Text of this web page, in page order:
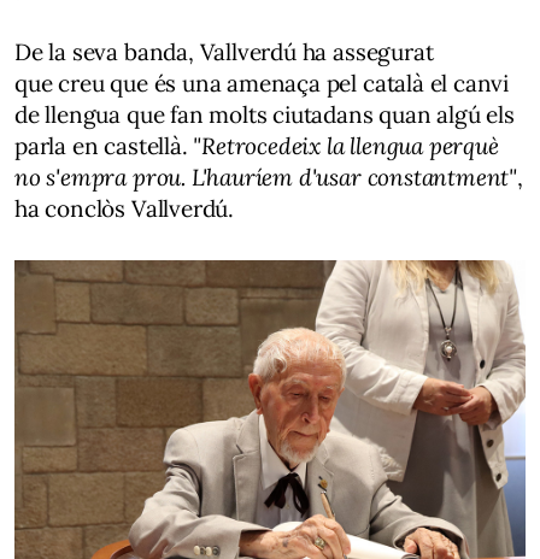
De la seva banda, Vallverdú ha assegurat
que creu que és una amenaça pel català el canvi
de llengua que fan molts ciutadans quan algú els
parla en castellà. "Retrocedeix la llengua perquè
no s'empra prou. L'hauríem d'usar constantment",
ha conclòs Vallverdú.